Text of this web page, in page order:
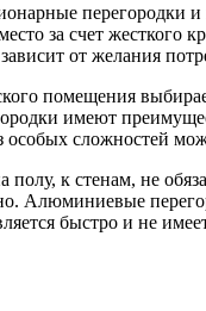
перегородки
за счет жесткого
от желания
помещения
имеют
особых сложностей
к стенам, не
Алюминиевые
быстро и не